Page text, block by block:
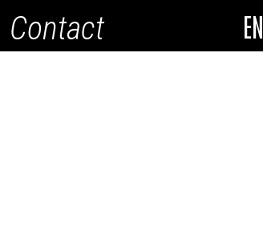
Contact EN